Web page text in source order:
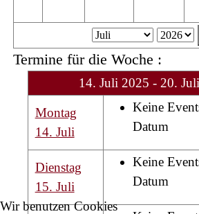
Termine für die Woche :
14. Juli 2025 - 20.
Montag
14. Juli
Keine
Datum
Dienstag
15. Juli
Keine
Datum
Wir benutzen Cookies